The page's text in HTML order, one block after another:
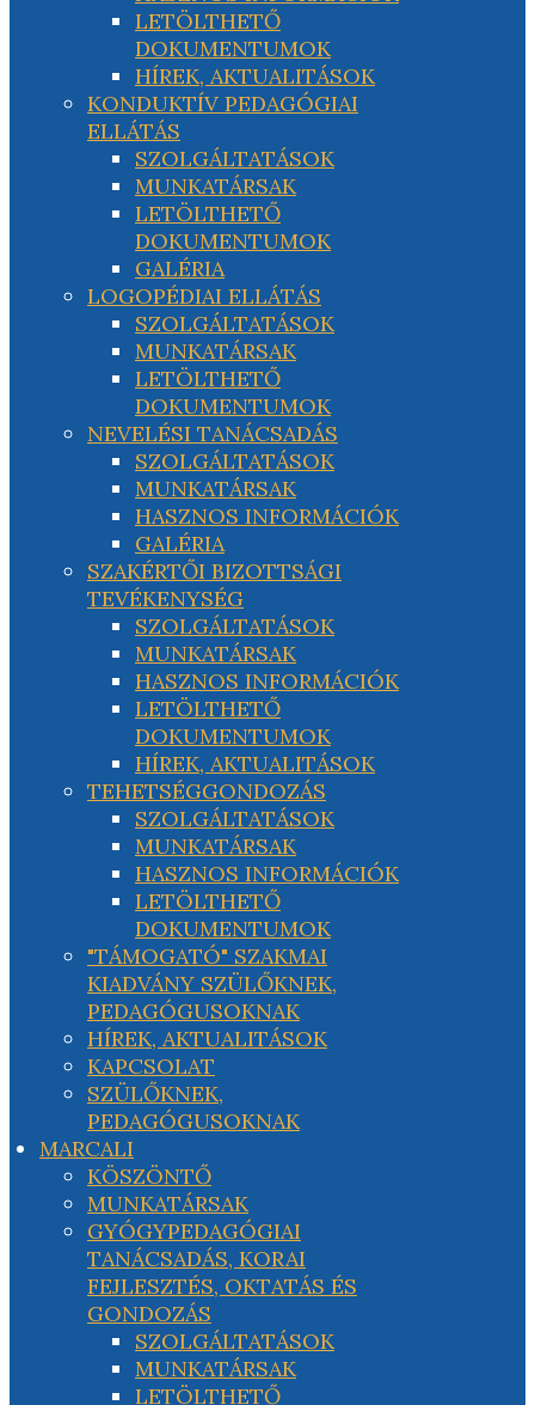
LETÖLTHETŐ
DOKUMENTUMOK
HÍREK, AKTUALITÁSOK
KONDUKTÍV PEDAGÓGIAI
ELLÁTÁS
SZOLGÁLTATÁSOK
MUNKATÁRSAK
LETÖLTHETŐ
DOKUMENTUMOK
GALÉRIA
LOGOPÉDIAI ELLÁTÁS
SZOLGÁLTATÁSOK
MUNKATÁRSAK
LETÖLTHETŐ
DOKUMENTUMOK
NEVELÉSI TANÁCSADÁS
SZOLGÁLTATÁSOK
MUNKATÁRSAK
HASZNOS INFORMÁCIÓK
GALÉRIA
SZAKÉRTŐI BIZOTTSÁGI
TEVÉKENYSÉG
SZOLGÁLTATÁSOK
MUNKATÁRSAK
HASZNOS INFORMÁCIÓK
LETÖLTHETŐ
DOKUMENTUMOK
HÍREK, AKTUALITÁSOK
TEHETSÉGGONDOZÁS
SZOLGÁLTATÁSOK
MUNKATÁRSAK
HASZNOS INFORMÁCIÓK
LETÖLTHETŐ
DOKUMENTUMOK
"TÁMOGATÓ" SZAKMAI
KIADVÁNY SZÜLŐKNEK,
PEDAGÓGUSOKNAK
HÍREK, AKTUALITÁSOK
KAPCSOLAT
SZÜLŐKNEK,
PEDAGÓGUSOKNAK
MARCALI
KÖSZÖNTŐ
MUNKATÁRSAK
GYÓGYPEDAGÓGIAI
TANÁCSADÁS, KORAI
FEJLESZTÉS, OKTATÁS ÉS
GONDOZÁS
SZOLGÁLTATÁSOK
MUNKATÁRSAK
LETÖLTHETŐ